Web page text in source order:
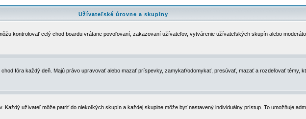
Užívateľské úrovne a skupiny
kontrolovať celý chod boardu vrátane povoľovaní, zakazovaní užívateľov, vytvárenie užívateľských skupín alebo
fóra každý deň. Majú právo upravovať alebo mazať príspevky, zamykať/odomykať, presúvať, mazať a rozdeľovať témy,
užívateľ môže patriť do niekoľkých skupín a každej skupine môže byť nastavený individuálny prístup. To umožňuje